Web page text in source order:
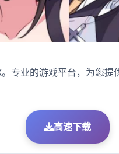
专业的游戏平台，为您提
高速下载